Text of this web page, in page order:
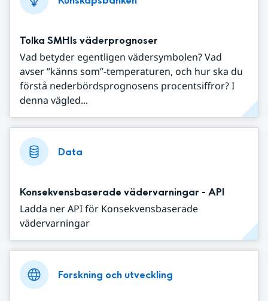
Tolka SMHIs väderprognoser
Vad betyder egentligen vädersymbolen? Vad
avser ”känns som”-temperaturen, och hur ska du
förstå nederbördsprognosens procentsiffror? I
denna vägled...
Data
Konsekvensbaserade vädervarningar - API
Ladda ner API för Konsekvensbaserade
vädervarningar
Forskning och utveckling